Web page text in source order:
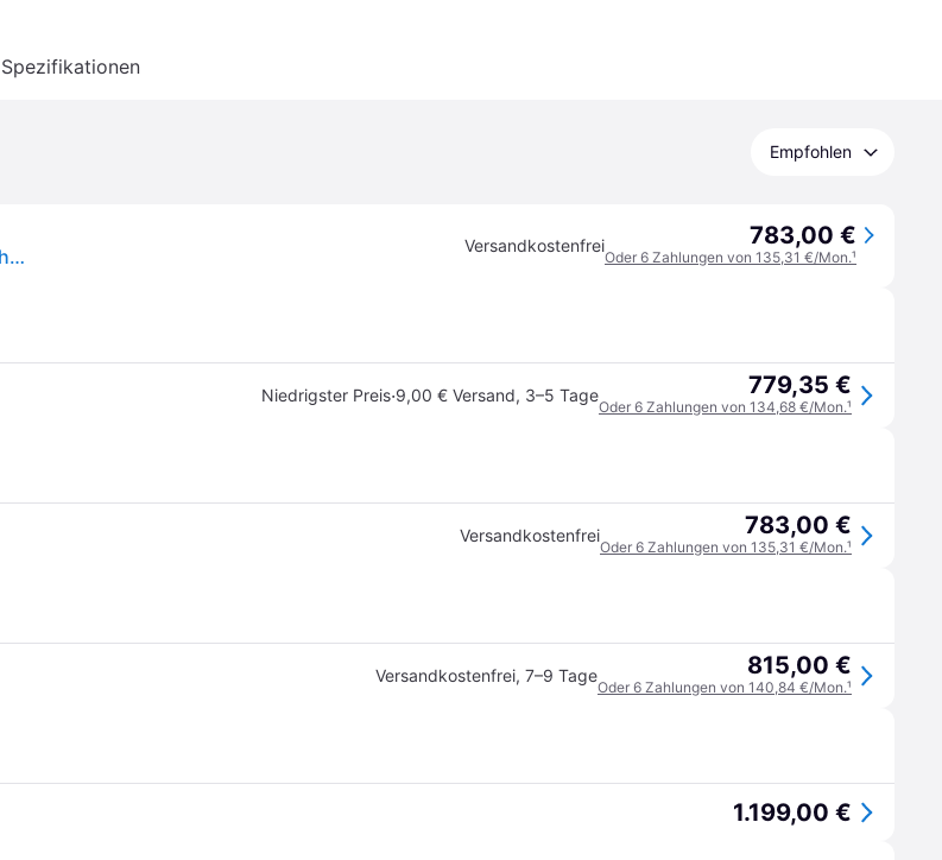
Spezifikationen
Empfohlen
Bestlite BL4 Stehleuchte, Ø 21 cm, schwarz/metall - GUBI - Wohnzimmer Versandkostenfrei 783,00 €
Oder 6 Zahlungen von 135,31 €/Mon.¹
Niedrigster Preis·9,00 € Versand, 3–5 Tage 779,35 €
Oder 6 Zahlungen von 134,68 €/Mon.¹
Versandkostenfrei 783,00 €
Oder 6 Zahlungen von 135,31 €/Mon.¹
Versandkostenfrei, 7–9 Tage 815,00 €
Oder 6 Zahlungen von 140,84 €/Mon.¹
1.199,00 €